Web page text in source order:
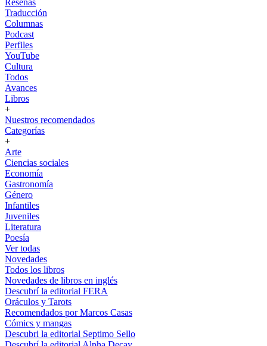
Reseñas
Traducción
Columnas
Podcast
Perfiles
YouTube
Cultura
Todos
Avances
Libros
+
Nuestros recomendados
Categorías
+
Arte
Ciencias sociales
Economía
Gastronomía
Género
Infantiles
Juveniles
Literatura
Poesía
Ver todas
Novedades
Todos los libros
Novedades de libros en inglés
Descubrí la editorial FERA
Oráculos y Tarots
Recomendados por Marcos Casas
Cómics y mangas
Descubri la editorial Septimo Sello